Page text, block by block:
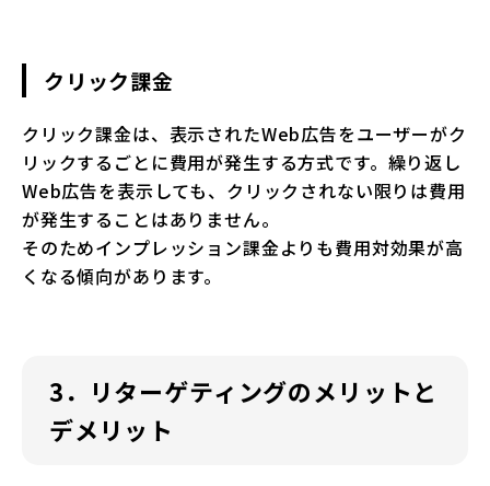
クリック課金
クリック課金は、表示されたWeb広告をユーザーがク
リックするごとに費用が発生する方式です。繰り返し
Web広告を表示しても、クリックされない限りは費用
が発生することはありません。
そのためインプレッション課金よりも費用対効果が高
くなる傾向があります。
3．リターゲティングのメリットと
デメリット